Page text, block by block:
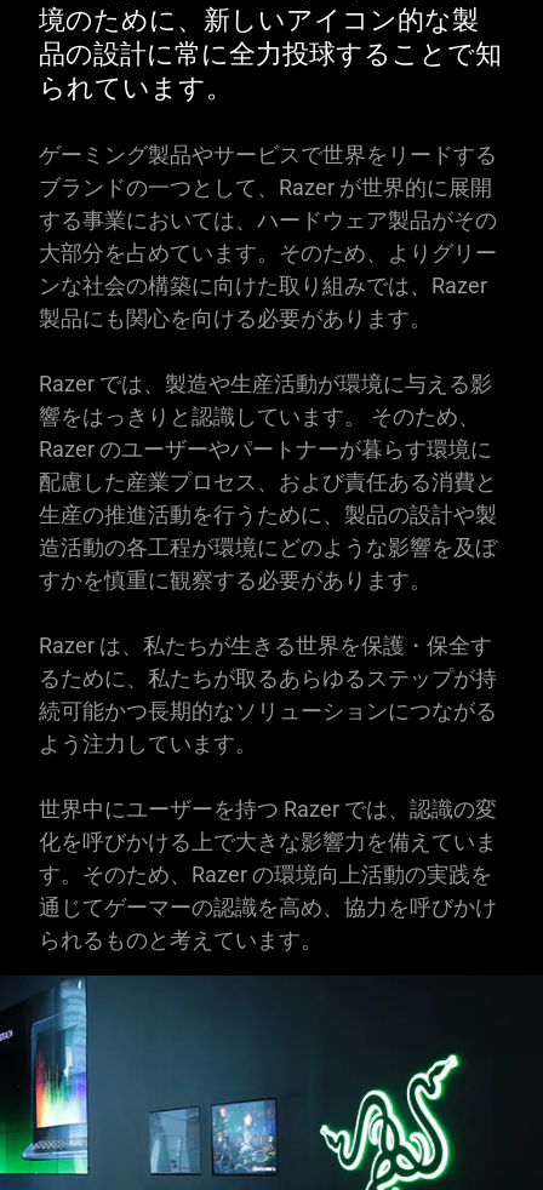
境のために、新しいアイコン的な製
品の設計に常に全力投球することで知
られています。
ゲーミング製品やサービスで世界をリードする
ブランドの一つとして、Razer が世界的に展開
する事業においては、ハードウェア製品がその
大部分を占めています。そのため、よりグリー
ンな社会の構築に向けた取り組みでは、Razer
製品にも関心を向ける必要があります。
Razer では、製造や生産活動が環境に与える影
響をはっきりと認識しています。 そのため、
Razer のユーザーやパートナーが暮らす環境に
配慮した産業プロセス、および責任ある消費と
生産の推進活動を行うために、製品の設計や製
造活動の各工程が環境にどのような影響を及ぼ
すかを慎重に観察する必要があります。
Razer は、私たちが生きる世界を保護・保全す
るために、私たちが取るあらゆるステップが持
続可能かつ長期的なソリューションにつながる
よう注力しています。
世界中にユーザーを持つ Razer では、認識の変
化を呼びかける上で大きな影響力を備えていま
す。そのため、Razer の環境向上活動の実践を
通じてゲーマーの認識を高め、協力を呼びかけ
られるものと考えています。